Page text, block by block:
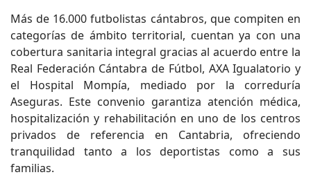
Más de 16.000 futbolistas cántabros, que compiten en
categorías de ámbito territorial, cuentan ya con una
cobertura sanitaria integral gracias al acuerdo entre la
Real Federación Cántabra de Fútbol, AXA Igualatorio y
el Hospital Mompía, mediado por la correduría
Aseguras. Este convenio garantiza atención médica,
hospitalización y rehabilitación en uno de los centros
privados de referencia en Cantabria, ofreciendo
tranquilidad tanto a los deportistas como a sus
familias.